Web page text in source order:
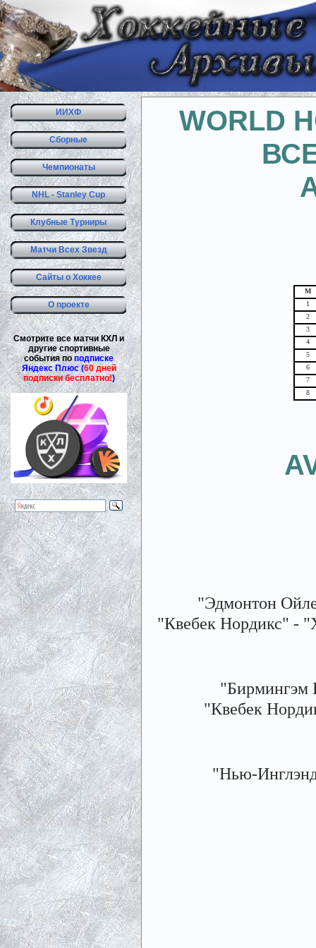
ИИХФ
Сборные
Чемпионаты
NHL - Stanley Cup
Клубные Турниры
Матчи Всех Звезд
Сайты о Хоккее
О проекте
Смотрите все матчи КХЛ и
другие спортивные
события поподписке
Яндекс Плюс (60 дней
подписки бесплатно!)
WORLD
М
1
2
3
4
5
6
7
8
"Эдмонтон
"Квебек Нордикс" -
"Бирмингэм
"Квебек
"Нью-